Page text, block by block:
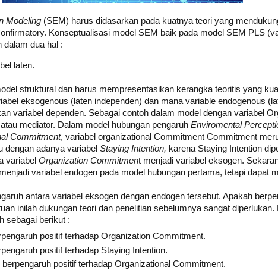
Modeling(SEM) harus didasarkan pada kuatnya teori yang
Konseptualisasi model SEM baik pada model SEM PLS
dalam dua hal :
laten.
struktural dan harus mempresentasikan kerangka teoritis yang
eksogenous (laten independen) dan mana variable endogenous
variabel dependen. Sebagai contoh dalam model dengan variabel
mediator. Dalam model hubungan pengaruh Enviromental
Commitment, variabel organizational Commitment Commitment
dengan adanya variabel Staying Intention, karena Staying Intention
variabel Organization Commitment menjadi variabel eksogen.
variabel endogen pada model hubungan pertama, tetapi dapat
antara variabel eksogen dengan endogen tersebut. Apakah
inilah dukungan teori dan penelitian sebelumnya sangat diperlukan.
sebagai berikut :
positif terhadap Organization Commitment.
positif terhadap Staying Intention.
positif terhadap Organizational Commitment.